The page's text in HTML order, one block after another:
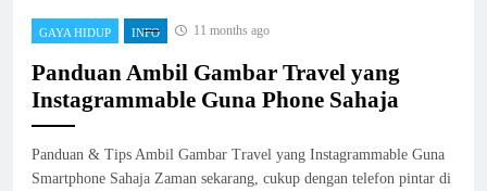
GAYA HIDUP INFO 11 months ago
Panduan Ambil Gambar Travel yang
Instagrammable Guna Phone Sahaja
Panduan & Tips Ambil Gambar Travel yang Instagrammable Guna
Smartphone Sahaja Zaman sekarang, cukup dengan telefon pintar di